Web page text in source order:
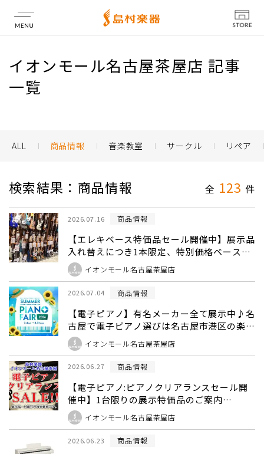
店舗情報
イオンモール名古屋茶屋店 記事
一覧
ALL 商品情報 音楽教室 サークル リペア
検索結果：商品情報 全 123 件
2026.07.16 商品情報
【エレキベース特価品セール開催中】展示品
入れ替えにつき1本限定、特別価格ベースの
ご案内イオンモール名古屋茶屋店
2026.07.04 商品情報
【電子ピアノ】有名メーカー全て展示中♪名
古屋で電子ピアノ選びは名古屋市港区の楽器
店、島村楽器名古屋茶屋店へ★新品から中古
まで、常時30台以上展示中★（フェアプレ
ゼント品もご紹介♬）
イオンモール名古屋茶屋店
2026.06.27 商品情報
【電子ピアノ:ピアノクリアランスセール開
催中】1台限りの展示特価品のご案内
(2026.7月11日更新)
イオンモール名古屋茶屋店
2026.06.23 商品情報